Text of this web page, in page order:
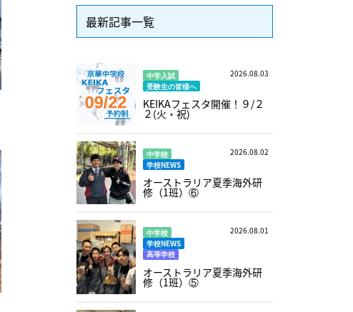
最新記事一覧
中学入試
受験生の皆様へ
2026.08.03
KEIKAフェスタ開催！９/２
２(火・祝)
中学校
学校NEWS
2026.08.02
オーストラリア夏季海外研
修（1班）⑥
中学校
学校NEWS
高等学校
2026.08.01
オーストラリア夏季海外研
修（1班）⑤